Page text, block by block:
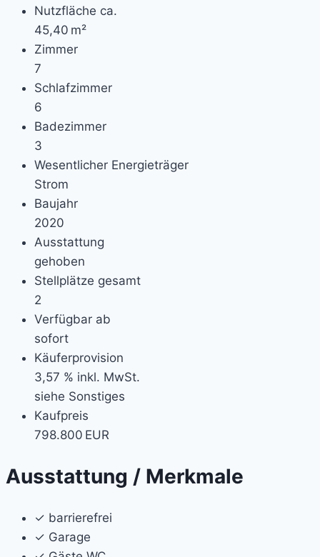
Nutzfläche ca.
45,40 m²
Zimmer
7
Schlafzimmer
6
Badezimmer
3
Wesentlicher Energieträger
Strom
Baujahr
2020
Ausstattung
gehoben
Stellplätze gesamt
2
Verfügbar ab
sofort
Käufer­provision
3,57 % inkl. MwSt.
siehe Sonstiges
Kaufpreis
798.800 EUR
Ausstattung / Merkmale
✓ barrierefrei
✓ Garage